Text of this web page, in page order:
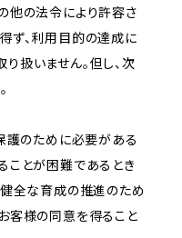
他の法令により許容さ
ず、利用目的の達成に
扱いません。但し、次
護のために必要がある
ことが困難であるとき
全な育成の推進のため
客様の同意を得ること